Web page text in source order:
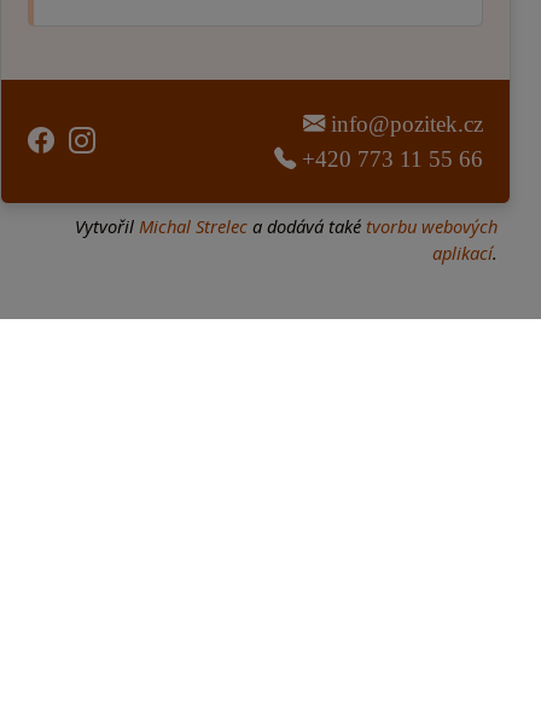
info@pozitek.cz
+420 773 11 55 66
Vytvořil Michal Strelec a dodává také tvorbu webových
aplikací.